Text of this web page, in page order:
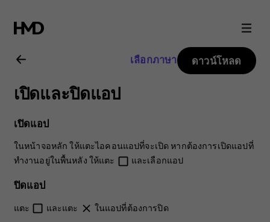
คู่มือ
ผู้
ใช้
Nokia
2.1
เลือกภาษา ดาวน์โหลด
เปิดและปิดแอป
เปิดแอป
ในหน้าจอหลัก ให้แตะไอคอนแอปที่จะเปิด หากต้องการเปิดแอปที่
ทำงานอยู่ในพื้นหลัง ให้แตะ check_box_outline_blank และเลือกแอป
ปิดแอป
แตะ check_box_outline_blank และแตะ close ในแอปที่ต้องการปิด